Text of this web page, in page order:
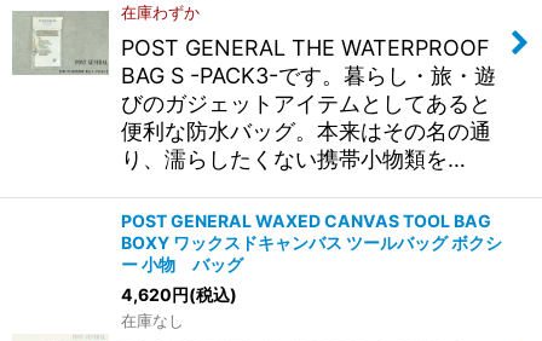
在庫わずか
POST GENERAL THE WATERPROOF
BAG S -PACK3-です。暮らし・旅・遊
びのガジェットアイテムとしてあると
便利な防水バッグ。本来はその名の通
り、濡らしたくない携帯小物類を…
POST GENERAL WAXED CANVAS TOOL BAG
BOXY ワックスドキャンバス ツールバッグ ボクシ
ー 小物 バッグ
4,620円(税込)
在庫なし